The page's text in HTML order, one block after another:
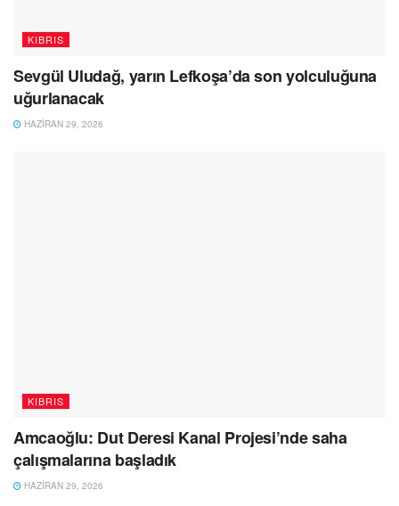
KIBRIS
Sevgül Uludağ, yarın Lefkoşa’da son yolculuğuna
uğurlanacak
HAZIRAN 29, 2026
KIBRIS
Amcaoğlu: Dut Deresi Kanal Projesi’nde saha
çalışmalarına başladık
HAZIRAN 29, 2026